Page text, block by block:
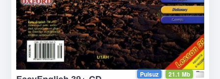
21.1 Mb
Pulsuz